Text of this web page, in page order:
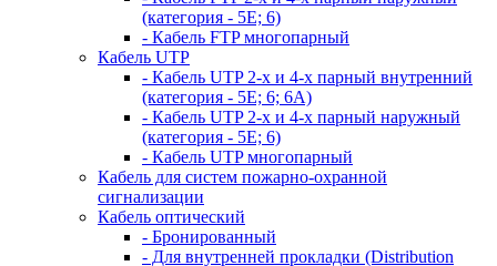
(категория - 5Е; 6)
- Кабель FTP многопарный
Кабель UTP
- Кабель UTP 2-х и 4-х парный внутренний
(категория - 5Е; 6; 6А)
- Кабель UTP 2-х и 4-х парный наружный
(категория - 5Е; 6)
- Кабель UTP многопарный
Кабель для систем пожарно-охранной
сигнализации
Кабель оптический
- Бронированный
- Для внутренней прокладки (Distribution